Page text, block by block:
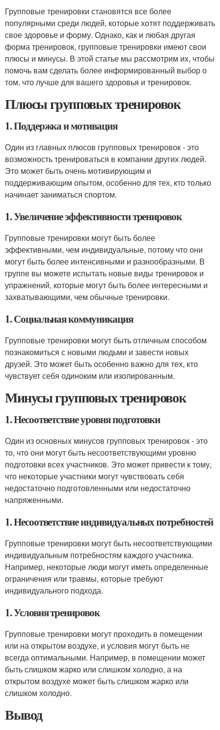
Групповые тренировки становятся все более
популярными среди людей, которые хотят поддерживать
свое здоровье и форму. Однако, как и любая другая
форма тренировок, групповые тренировки имеют свои
плюсы и минусы. В этой статье мы рассмотрим их, чтобы
помочь вам сделать более информированный выбор о
том, что лучше для вашего здоровья и тренировок.
Плюсы групповых тренировок
1. Поддержка и мотивация
Один из главных плюсов групповых тренировок - это
возможность тренироваться в компании других людей.
Это может быть очень мотивирующим и
поддерживающим опытом, особенно для тех, кто только
начинает заниматься спортом.
1. Увеличение эффективности тренировок
Групповые тренировки могут быть более
эффективными, чем индивидуальные, потому что они
могут быть более интенсивными и разнообразными. В
группе вы можете испытать новые виды тренировок и
упражнений, которые могут быть более интересными и
захватывающими, чем обычные тренировки.
1. Социальная коммуникация
Групповые тренировки могут быть отличным способом
познакомиться с новыми людьми и завести новых
друзей. Это может быть особенно важно для тех, кто
чувствует себя одиноким или изолированным.
Минусы групповых тренировок
1. Несоответствие уровня подготовки
Один из основных минусов групповых тренировок - это
то, что они могут быть несоответствующими уровню
подготовки всех участников. Это может привести к тому,
что некоторые участники могут чувствовать себя
недостаточно подготовленными или недостаточно
напряженными.
1. Несоответствие индивидуальных потребностей
Групповые тренировки могут быть несоответствующими
индивидуальным потребностям каждого участника.
Например, некоторые люди могут иметь определенные
ограничения или травмы, которые требуют
индивидуального подхода.
1. Условия тренировок
Групповые тренировки могут проходить в помещении
или на открытом воздухе, и условия могут быть не
всегда оптимальными. Например, в помещении может
быть слишком жарко или слишком холодно, а на
открытом воздухе может быть слишком жарко или
слишком холодно.
Вывод